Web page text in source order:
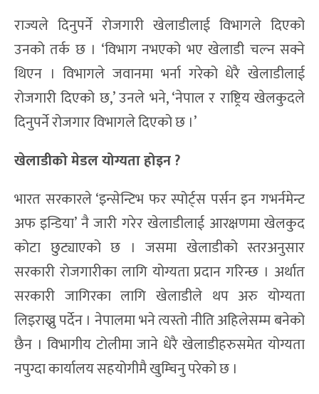
राज्यले दिनुपर्ने रोजगारी खेलाडीलाई विभागले दिएको
उनको तर्क छ । ‘विभाग नभएको भए खेलाडी चल्न सक्ने
थिएन । विभागले जवानमा भर्ना गरेको धेरै खेलाडीलाई
रोजगारी दिएको छ,’ उनले भने, ‘नेपाल र राष्ट्रिय खेलकुदले
दिनुपर्ने रोजगार विभागले दिएको छ ।’
खेलाडीको मेडल योग्यता होइन ?
भारत सरकारले ‘इन्सेन्टिभ फर स्पोर्ट्स पर्सन इन गभर्नमेन्ट
अफ इन्डिया’ नै जारी गरेर खेलाडीलाई आरक्षणमा खेलकुद
कोटा छुट्याएको छ । जसमा खेलाडीको स्तरअनुसार
सरकारी रोजगारीका लागि योग्यता प्रदान गरिन्छ । अर्थात
सरकारी जागिरका लागि खेलाडीले थप अरु योग्यता
लिइराख्नु पर्देन । नेपालमा भने त्यस्तो नीति अहिलेसम्म बनेको
छैन । विभागीय टोलीमा जाने धेरै खेलाडीहरुसमेत योग्यता
नपुग्दा कार्यालय सहयोगीमै खुम्चिनु परेको छ ।